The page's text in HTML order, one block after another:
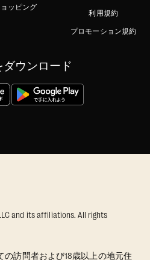
ッピング
利用規約
プロモーション規約
ダウンロード
and its affiliations. All rights
訪問者および18歳以上の地元住